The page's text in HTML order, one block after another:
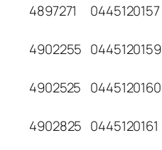
4897271 0445120157
4902255 0445120159
4902525 0445120160
4902825 0445120161